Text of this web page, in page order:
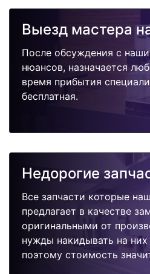
поломок.
Выезд мастера
После обсуждения с
нюансов, назначается
время прибытия
бесплатная.
Недорогие
Все запчасти которые
предлагает в качестве
оригинальными от
нужды накидывать на них
поэтому стоимость